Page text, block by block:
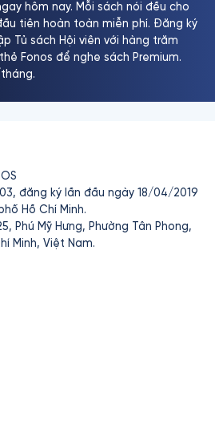
hôm nay. Mỗi sách nói đều cho
tiên hoàn toàn miễn phí. Đăng ký
Tủ sách Hội viên với hàng trăm
Fonos để nghe sách Premium.
đăng ký lần đầu ngày 18/04/2019
Hồ Chí Minh.
Phú Mỹ Hưng, Phường Tân Phong,
Minh, Việt Nam.